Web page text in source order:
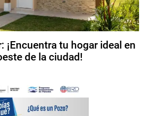
¡Encuentra tu hogar ideal en
de la ciudad!